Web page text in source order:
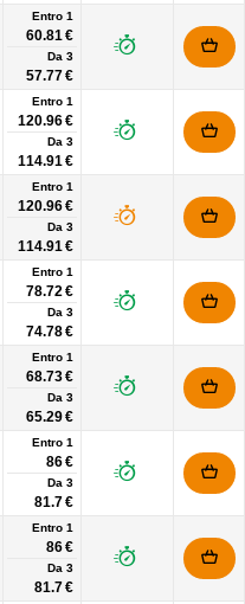
Entro 1
60.81 €
Da 3
57.77 €
Entro 1
120.96 €
Da 3
114.91 €
Entro 1
120.96 €
Da 3
114.91 €
Entro 1
78.72 €
Da 3
74.78 €
Entro 1
68.73 €
Da 3
65.29 €
Entro 1
86 €
Da 3
81.7 €
Entro 1
86 €
Da 3
81.7 €